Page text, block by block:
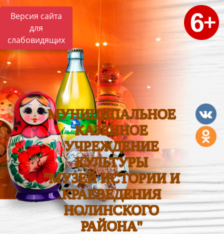
Версия сайта
для
слабовидящих
МУНИЦИПАЛЬНОЕ
КАЗЕННОЕ
УЧРЕЖДЕНИЕ
КУЛЬТУРЫ
"МУЗЕЙ ИСТОРИИ И
КРАЕВЕДЕНИЯ
НОЛИНСКОГО
РАЙОНА"